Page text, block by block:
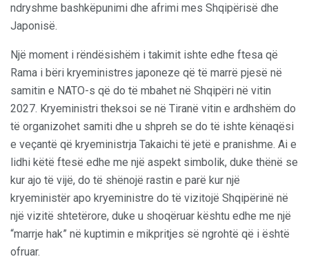
ndryshme bashkëpunimi dhe afrimi mes Shqipërisë dhe
Japonisë.
Një moment i rëndësishëm i takimit ishte edhe ftesa që
Rama i bëri kryeministres japoneze që të marrë pjesë në
samitin e NATO-s që do të mbahet në Shqipëri në vitin
2027. Kryeministri theksoi se në Tiranë vitin e ardhshëm do
të organizohet samiti dhe u shpreh se do të ishte kënaqësi
e veçantë që kryeministrja Takaichi të jetë e pranishme. Ai e
lidhi këtë ftesë edhe me një aspekt simbolik, duke thënë se
kur ajo të vijë, do të shënojë rastin e parë kur një
kryeministër apo kryeministre do të vizitojë Shqipërinë në
një vizitë shtetërore, duke u shoqëruar kështu edhe me një
“marrje hak” në kuptimin e mikpritjes së ngrohtë që i është
ofruar.